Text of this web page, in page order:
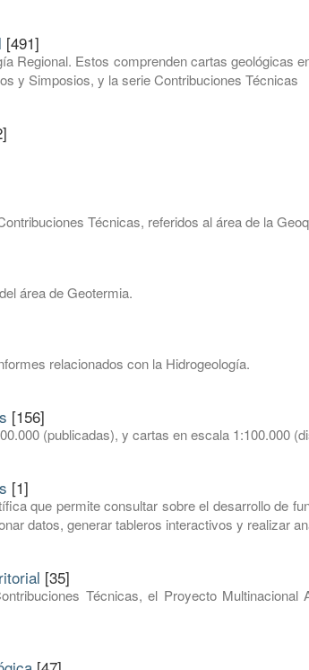
[491]
Regional. Estos comprenden cartas geológicas
y Simposios, y la serie Contribuciones Técnicas
Técnicas, referidos al área de la
área de Geotermia.
relacionados con la Hidrogeología.
[156]
(publicadas), y cartas en escala 1:100.000
[1]
que permite consultar sobre el desarrollo de
datos, generar tableros interactivos y realizar
[35]
Técnicas, el Proyecto